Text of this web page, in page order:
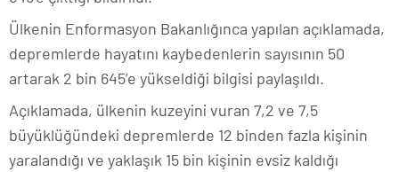
Ülkenin Enformasyon Bakanlığınca yapılan açıklamada,
depremlerde hayatını kaybedenlerin sayısının 50
artarak 2 bin 645’e yükseldiği bilgisi paylaşıldı.
Açıklamada, ülkenin kuzeyini vuran 7,2 ve 7,5
büyüklüğündeki depremlerde 12 binden fazla kişinin
yaralandığı ve yaklaşık 15 bin kişinin evsiz kaldığı